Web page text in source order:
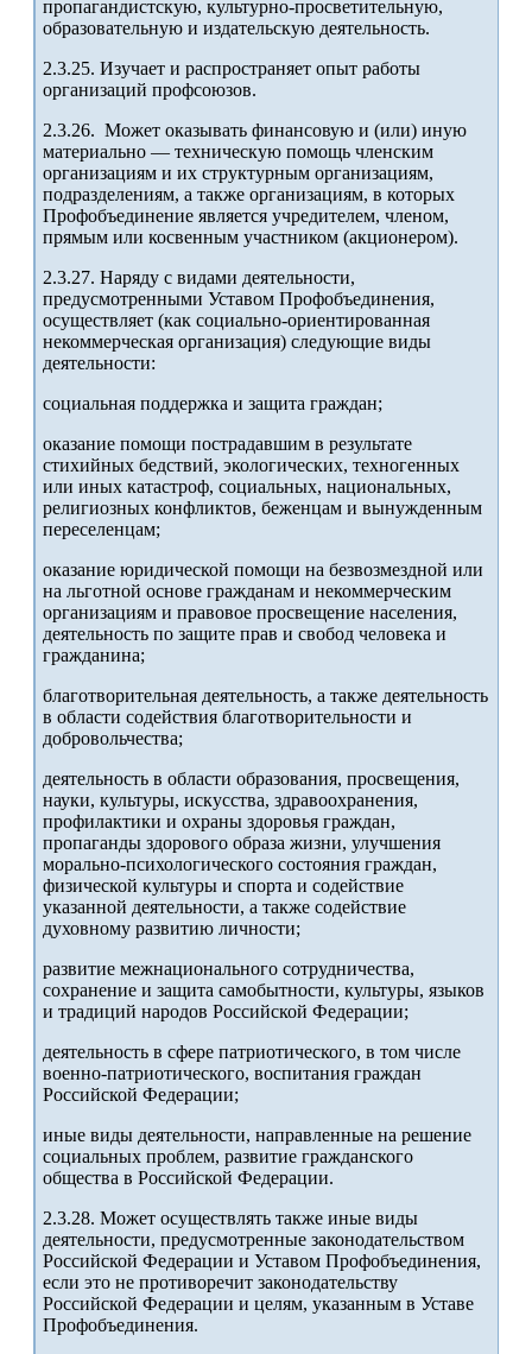
пропагандистскую, культурно-просветительную,
образовательную и издательскую деятельность.
2.3.25. Изучает и распространяет опыт работы
организаций профсоюзов.
2.3.26. Может оказывать финансовую и (или) иную
материально — техническую помощь членским
организациям и их структурным организациям,
подразделениям, а также организациям, в которых
Профобъединение является учредителем, членом,
прямым или косвенным участником (акционером).
2.3.27. Наряду с видами деятельности,
предусмотренными Уставом Профобъединения,
осуществляет (как социально-ориентированная
некоммерческая организация) следующие виды
деятельности:
социальная поддержка и защита граждан;
оказание помощи пострадавшим в результате
стихийных бедствий, экологических, техногенных
или иных катастроф, социальных, национальных,
религиозных конфликтов, беженцам и вынужденным
переселенцам;
оказание юридической помощи на безвозмездной или
на льготной основе гражданам и некоммерческим
организациям и правовое просвещение населения,
деятельность по защите прав и свобод человека и
гражданина;
благотворительная деятельность, а также деятельность
в области содействия благотворительности и
добровольчества;
деятельность в области образования, просвещения,
науки, культуры, искусства, здравоохранения,
профилактики и охраны здоровья граждан,
пропаганды здорового образа жизни, улучшения
морально-психологического состояния граждан,
физической культуры и спорта и содействие
указанной деятельности, а также содействие
духовному развитию личности;
развитие межнационального сотрудничества,
сохранение и защита самобытности, культуры, языков
и традиций народов Российской Федерации;
деятельность в сфере патриотического, в том числе
военно-патриотического, воспитания граждан
Российской Федерации;
иные виды деятельности, направленные на решение
социальных проблем, развитие гражданского
общества в Российской Федерации.
2.3.28. Может осуществлять также иные виды
деятельности, предусмотренные законодательством
Российской Федерации и Уставом Профобъединения,
если это не противоречит законодательству
Российской Федерации и целям, указанным в Уставе
Профобъединения.